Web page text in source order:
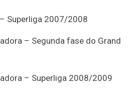
Superliga 2007/2008
– Segunda fase do Grand
– Superliga 2008/2009